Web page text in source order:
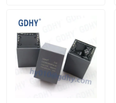
Дом
Продукты